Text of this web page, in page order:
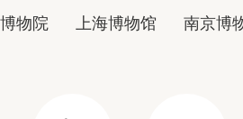
物院 上海博物馆 南京博